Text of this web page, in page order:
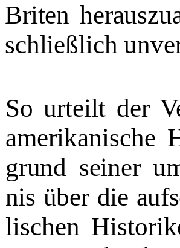
Briten
schließlich
So urteilt der
grund seiner
nis über die
lischen